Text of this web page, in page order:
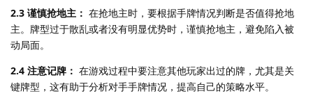
2.3 谨慎抢地主： 在抢地主时，要根据手牌情况判断是否值得抢地
主。牌型过于散乱或者没有明显优势时，谨慎抢地主，避免陷入被
动局面。
2.4 注意记牌： 在游戏过程中要注意其他玩家出过的牌，尤其是关
键牌型，这有助于分析对手手牌情况，提高自己的策略水平。